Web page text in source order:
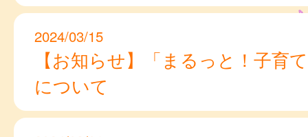
2024/03/15
【お知らせ】「まるっと！子育
について